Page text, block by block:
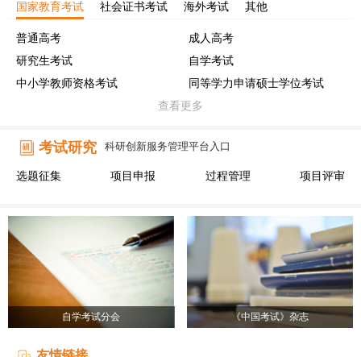
国家教育考试 社会证书考试 海外考试 其他
普通高考
成人高考
研究生考试
自学考试
中小学教师资格考试
同等学力申请硕士学位考试
查看更多
考试研究 科研创新服务管理平台入口
选题征集 项目申报 过程管理 项目评审
自学考试分会 《中国考试》杂志